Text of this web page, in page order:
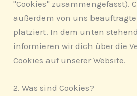
"Cookies" zusammengefasst).
außerdem von uns
platziert. In dem unten
informieren wir dich über die
Cookies auf unserer Website.
2. Was sind Cookies?